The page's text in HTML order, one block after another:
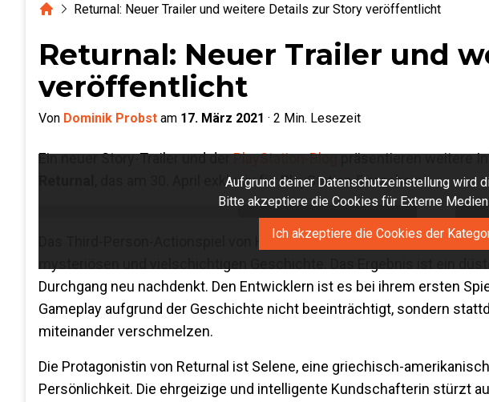
HomeReturnal: Neuer Trailer und weitere Details zur Story veröffentlicht
Returnal: Neuer Trailer und
veröffentlicht
Von Dominik Probst am 17. März 2021 · 2 Min. Lesezeit
Ein neuer Story-Trailer und derPlayStation-Blogpräsentieren weitere
, das am 30. April exklusiv für PlayStation 5 erscheint.
Aufgrund deiner Datenschutzeinstellung wird
Bitte akzeptiere die Cookies für Externe
Ich akzeptiere die Cookies der
Das Third-Person-Actionspiel von Housemarque verbindet explosive
Durchgang neu nachdenkt. Den Entwicklern ist es bei ihrem ersten
Gameplay aufgrund der Geschichte nicht beeinträchtigt, sondern
miteinander verschmelzen.
Die Protagonistin von Returnal ist Selene, eine griechisch-
Persönlichkeit. Die ehrgeizige und intelligente Kundschafterin stürzt